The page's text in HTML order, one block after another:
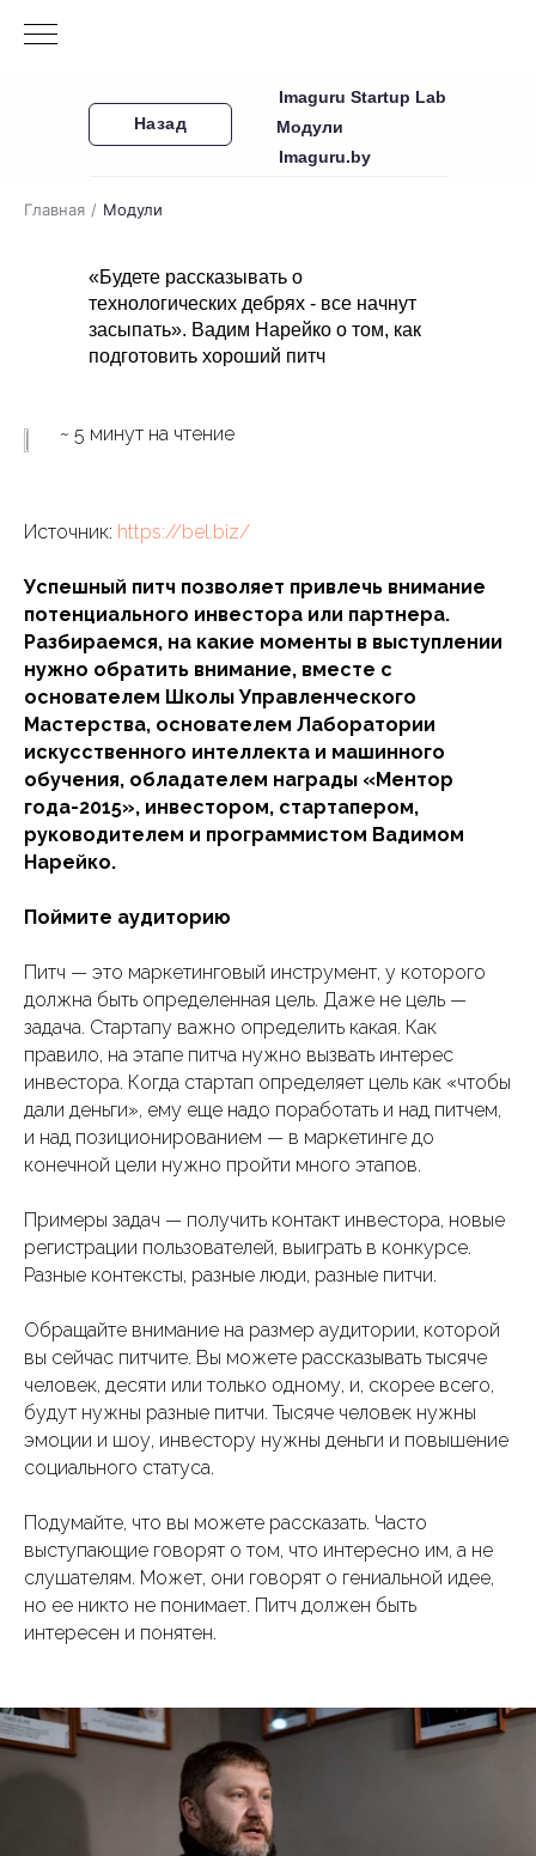
Imaguru Startup Lab
Назад
Модули
Imaguru.by
Главная / Модули
«Будете рассказывать о
технологических дебрях - все начнут
засыпать». Вадим Нарейко о том, как
подготовить хороший питч
~ 5 минут на чтение
Источник: https://bel.biz/
Успешный питч позволяет привлечь внимание
потенциального инвестора или партнера.
Разбираемся, на какие моменты в выступлении
нужно обратить внимание, вместе с
основателем Школы Управленческого
Мастерства, основателем Лаборатории
искусственного интеллекта и машинного
обучения, обладателем награды «Ментор
года-2015», инвестором, стартапером,
руководителем и программистом Вадимом
Нарейко.
Поймите аудиторию
Питч — это маркетинговый инструмент, у которого
должна быть определенная цель. Даже не цель —
задача. Стартапу важно определить какая. Как
правило, на этапе питча нужно вызвать интерес
инвестора. Когда стартап определяет цель как «чтобы
дали деньги», ему еще надо поработать и над питчем,
и над позиционированием — в маркетинге до
конечной цели нужно пройти много этапов.
Примеры задач — получить контакт инвестора, новые
регистрации пользователей, выиграть в конкурсе.
Разные контексты, разные люди, разные питчи.
Обращайте внимание на размер аудитории, которой
вы сейчас питчите. Вы можете рассказывать тысяче
человек, десяти или только одному, и, скорее всего,
будут нужны разные питчи. Тысяче человек нужны
эмоции и шоу, инвестору нужны деньги и повышение
социального статуса.
Подумайте, что вы можете рассказать. Часто
выступающие говорят о том, что интересно им, а не
слушателям. Может, они говорят о гениальной идее,
но ее никто не понимает. Питч должен быть
интересен и понятен.